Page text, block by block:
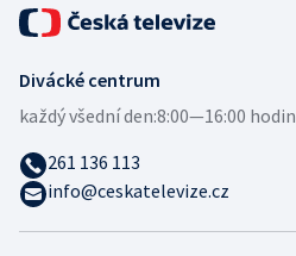
Divácké centrum
každý všední den:8:00—16:00 hodin
261 136 113
info@ceskatelevize.cz